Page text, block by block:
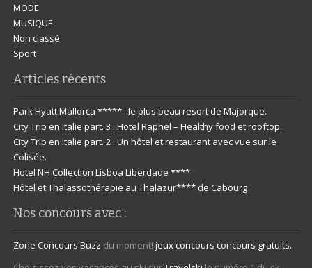
MODE
MUSIQUE
Non classé
Sport
Articles récents
Park Hyatt Mallorca ***** : le plus beau resort de Majorque.
City Trip en Italie part. 3 : Hotel Raphël – Healthy food et rooftop.
City Trip en Italie part. 2 : Un hôtel et restaurant avec vue sur le
Colisée.
Hotel NH Collection Lisboa Liberdade ****
Hôtel et Thalassothérapie au Thalazur**** de Cabourg
Nos concours avec :
Zone Concours Buzz du moment!jeux concours concours gratuits.